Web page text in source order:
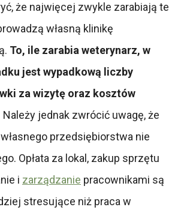
że najwięcej zwykle zarabiają te
własną klinikę
To, ile zarabia weterynarz, w
jest wypadkową liczby
za wizytę oraz kosztów
Należy jednak zwrócić uwagę, że
przedsiębiorstwa nie
Opłata za lokal, zakup sprzętu
i zarządzanie pracownikami są
stresujące niż praca w